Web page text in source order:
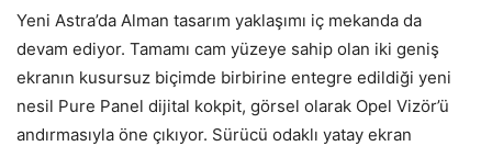
Yeni Astra’da Alman tasarım yaklaşımı iç mekanda da
devam ediyor. Tamamı cam yüzeye sahip olan iki geniş
ekranın kusursuz biçimde birbirine entegre edildiği yeni
nesil Pure Panel dijital kokpit, görsel olarak Opel Vizör’ü
andırmasıyla öne çıkıyor. Sürücü odaklı yatay ekran